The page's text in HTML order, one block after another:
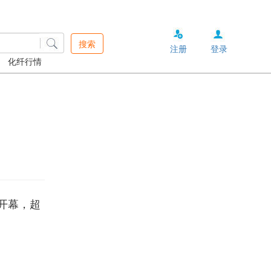
化纤行情
搜索 注册 登录
幕，超